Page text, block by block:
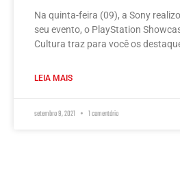
Na quinta-feira (09), a Sony
seu evento, o PlayStation
Cultura traz para você os
LEIA MAIS
setembro 9, 2021 1 comentário